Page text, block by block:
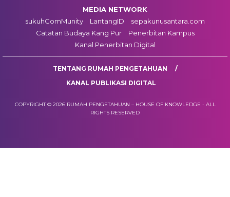
MEDIA NETWORK
sukuhComMunity
LantangID
sepakunusantara.com
Catatan Budaya Kang Pur
Penerbitan Kampus
Kanal Penerbitan Digital
TENTANG RUMAH PENGETAHUAN
KANAL PUBLIKASI DIGITAL
COPYRIGHT © 2026 RUMAH PENGETAHUAN – HOUSE OF KNOWLEDGE - ALL
RIGHTS RESERVED